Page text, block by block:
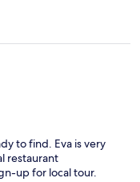
to find. Eva is very
restaurant
up for local tour.